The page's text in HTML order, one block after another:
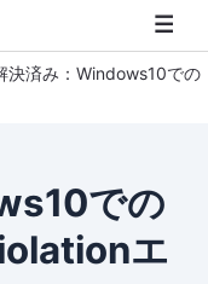
決済み：Windows10での
での
エ